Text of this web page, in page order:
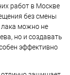
работ в Москве
без смены
можно не
но и создавать
эффективно